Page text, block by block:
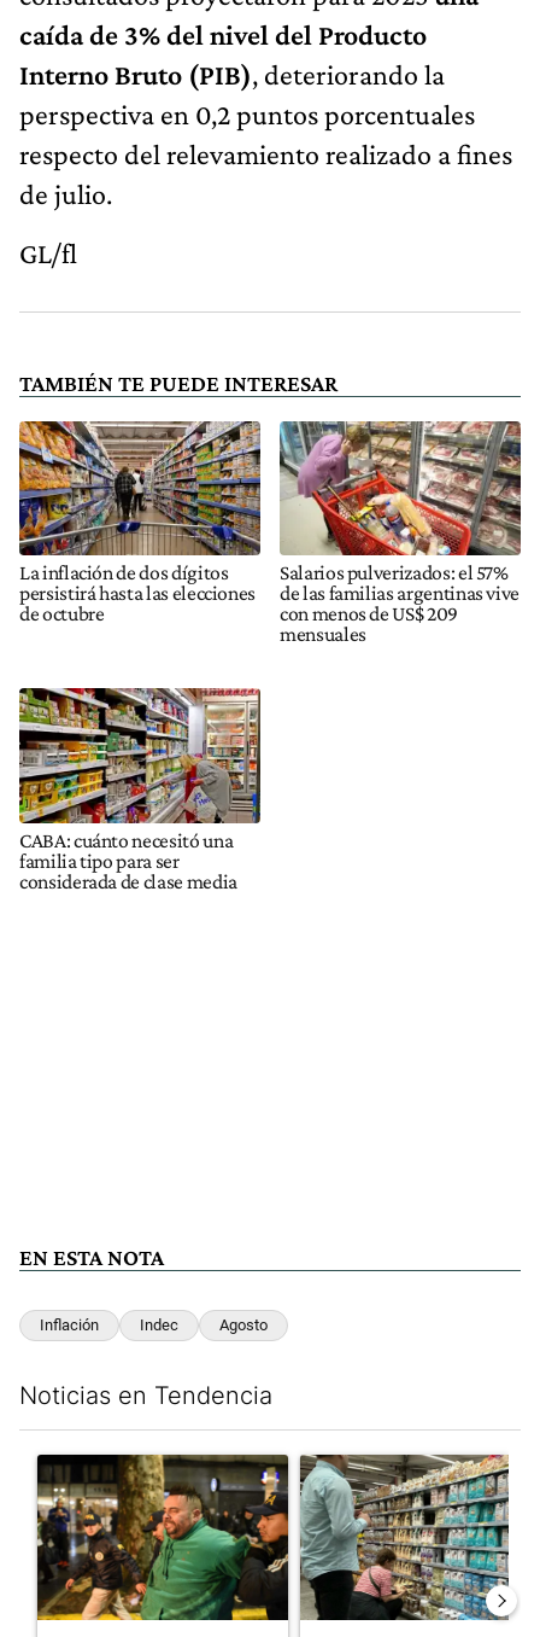
caída de 3% del nivel del Producto
Interno Bruto (PIB), deteriorando la
perspectiva en 0,2 puntos porcentuales
respecto del relevamiento realizado a fines
de julio.
GL/fl
TAMBIÉN TE PUEDE INTERESAR
La inflación de dos dígitos
persistirá hasta las elecciones
de octubre
Salarios pulverizados: el 57%
de las familias argentinas vive
con menos de US$ 209
mensuales
CABA: cuánto necesitó una
familia tipo para ser
considerada de clase media
EN ESTA NOTA
Inflación Indec Agosto
Noticias en Tendencia
Un artículo de tendencia con el título "La violencia sigue en
Un artículo de tendencia con